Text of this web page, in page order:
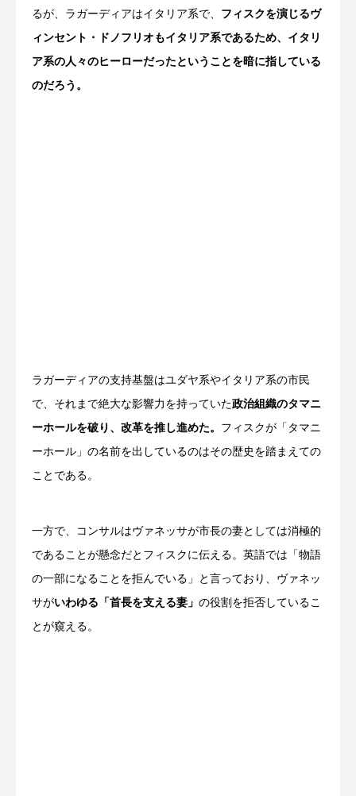
るが、ラガーディアはイタリア系で、 フィスクを演じるヴ
ィンセント・ドノフリオもイタリア系であるため、イタリ
ア系の人々のヒーローだったということを暗に指している
のだろう。
ラガーディアの支持基盤はユダヤ系やイタリア系の市民
で、それまで絶大な影響力を持っていた政治組織のタマニ
ーホールを破り、改革を推し進めた。 フィスクが「タマニ
ーホール」の名前を出しているのはその歴史を踏まえての
ことである。
一方で、コンサルはヴァネッサが市長の妻としては消極的
であることが懸念だとフィスクに伝える。英語では「物語
の一部になることを拒んでいる」と言っており、ヴァネッ
サがいわゆる「首長を支える妻」 の役割を拒否しているこ
とが窺える。